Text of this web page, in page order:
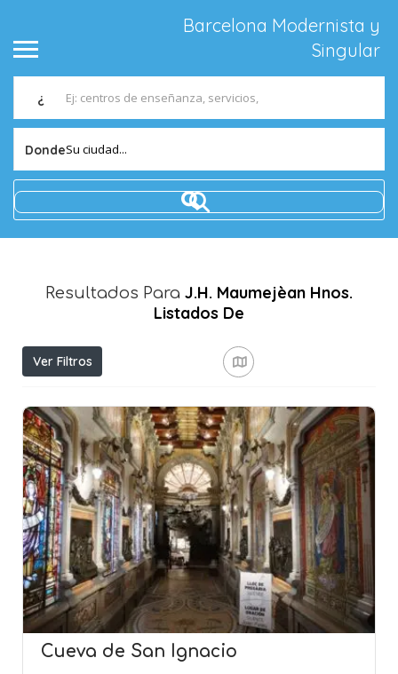
Barcelona Modernista y
Singular
¿
DondeSu ciudad...
Resultados Para J.H. Maumejèan Hnos.
Listados De
Ver Filtros
Cueva de San Ignacio